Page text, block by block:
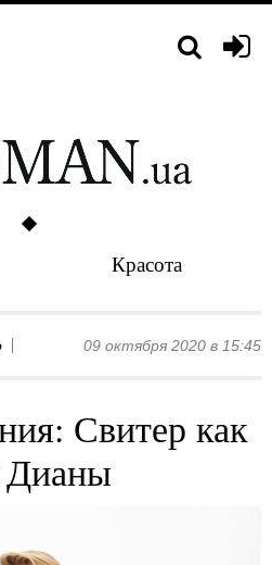
Красота
09 октября 2020 в 15:45
Свитер как
Дианы